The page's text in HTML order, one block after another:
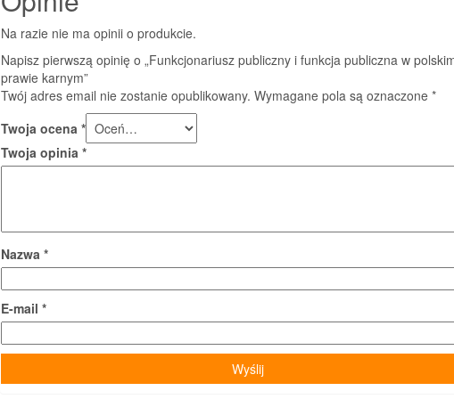
Na razie nie ma opinii o produkcie.
Napisz pierwszą opinię o „Funkcjonariusz publiczny i funkcja publiczna w
prawie karnym”
Twój adres email nie zostanie opublikowany. Wymagane pola są oznaczone *
Twoja ocena *
Twoja opinia *
Nazwa *
E-mail *